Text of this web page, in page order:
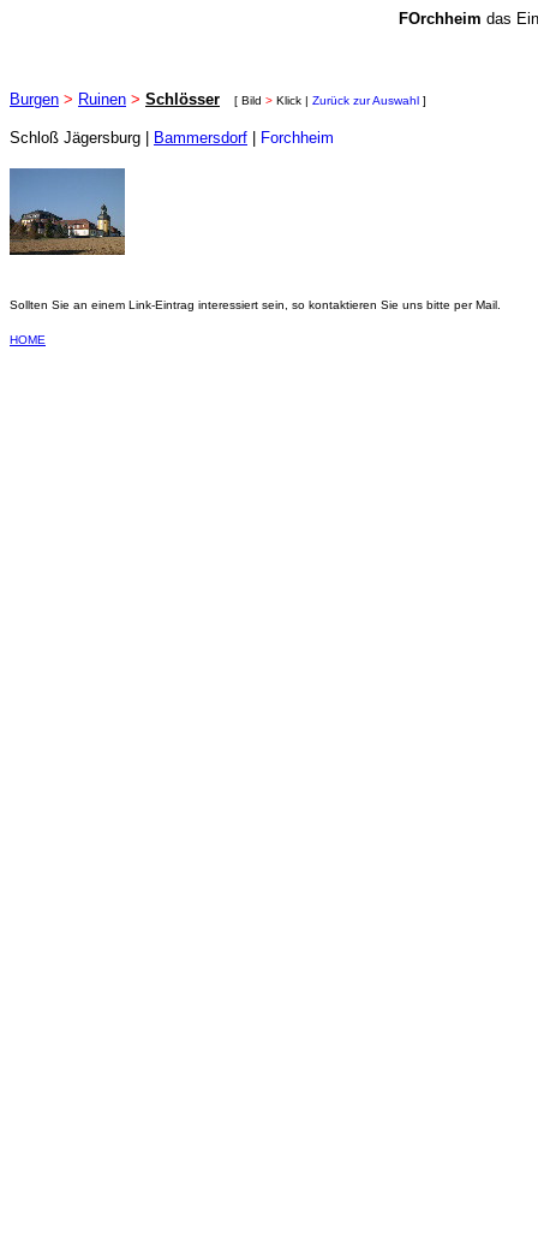
FOrchheim das
Burgen > Ruinen > Schlösser [ Bild > Klick | Zurück zur Auswahl ]
Schloß Jägersburg | Bammersdorf Forchheim
Sollten Sie an einem Link-Eintrag interessiert sein, so kontaktieren Sie uns bitte per Mail.
HOME